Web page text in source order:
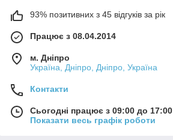
93% позитивних з 45 відгуків за рік
Працює з 08.04.2014
м. Дніпро
Україна, Дніпро, Дніпро, Україна
Контакти
Сьогодні працює з 09:00 до 17:00
Показати весь графік роботи